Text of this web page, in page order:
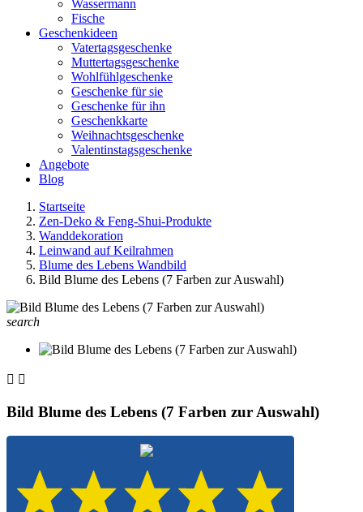
Wassermann
Fische
Geschenkideen
Vatertagsgeschenke
Muttertagsgeschenke
Wohlfühlgeschenke
Geschenke für sie
Geschenke für ihn
Geschenkkarte
Weihnachtsgeschenke
Valentinstagsgeschenke
Angebote
Blog
Startseite
Zen-Deko & Feng-Shui-Produkte
Wanddekoration
Leinwand auf Keilrahmen
Blume des Lebens Wandbild
Bild Blume des Lebens (7 Farben zur Auswahl)
search
 
Bild Blume des Lebens (7 Farben zur Auswahl)